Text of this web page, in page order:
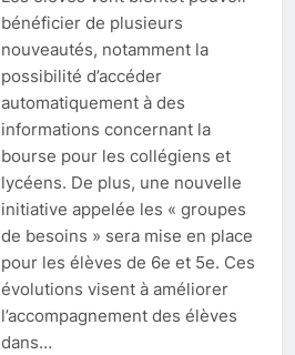
bénéficier de plusieurs
nouveautés, notamment la
possibilité d’accéder
automatiquement à des
informations concernant la
bourse pour les collégiens et
lycéens. De plus, une nouvelle
initiative appelée les « groupes
de besoins » sera mise en place
pour les élèves de 6e et 5e. Ces
évolutions visent à améliorer
l’accompagnement des élèves
dans…